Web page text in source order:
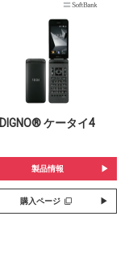
DIGNO® ケータイ4
製品情報
購入ページ